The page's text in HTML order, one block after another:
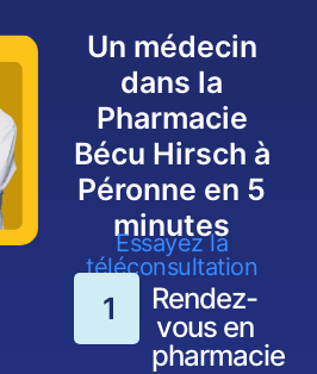
Un médecin
dans la
Pharmacie
Bécu Hirsch à
Péronne en 5
minutes
Essayez la
téléconsultation
1
Rendez-
vous en
pharmacie